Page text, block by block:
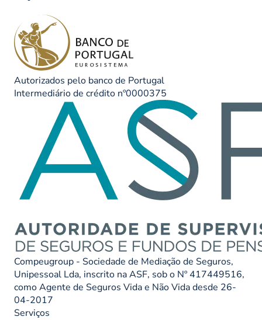
Autorizados pelo banco de Portugal
Intermediário de crédito nº0000375
Compeugroup - Sociedade de Mediação de Seguros,
Unipessoal Lda, inscrito na ASF, sob o Nº 417449516,
como Agente de Seguros Vida e Não Vida desde 26-
04-2017
Serviços